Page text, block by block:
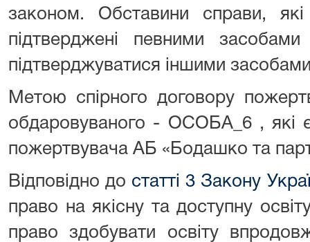
законом. Обставини справи,
підтверджені певними
підтверджуватися іншими
Метою спірного договору
обдаровуваного - ОСОБА_6 , які
пожертвувача АБ «Бодашко та
Відповідно до статті 3 Закону
право на якісну та доступну
право здобувати освіту